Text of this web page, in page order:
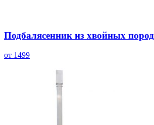
Подбалясенник из хвойных
от 1499